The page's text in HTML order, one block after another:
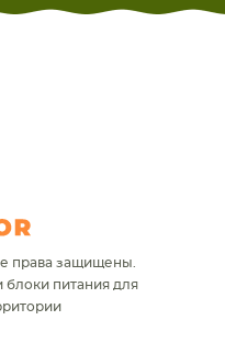
права защищены.
блоки питания для